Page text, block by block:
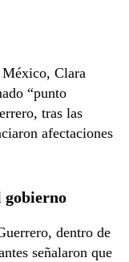
México, Clara
“punto
tras las
afectaciones
gobierno
dentro de
señalaron que